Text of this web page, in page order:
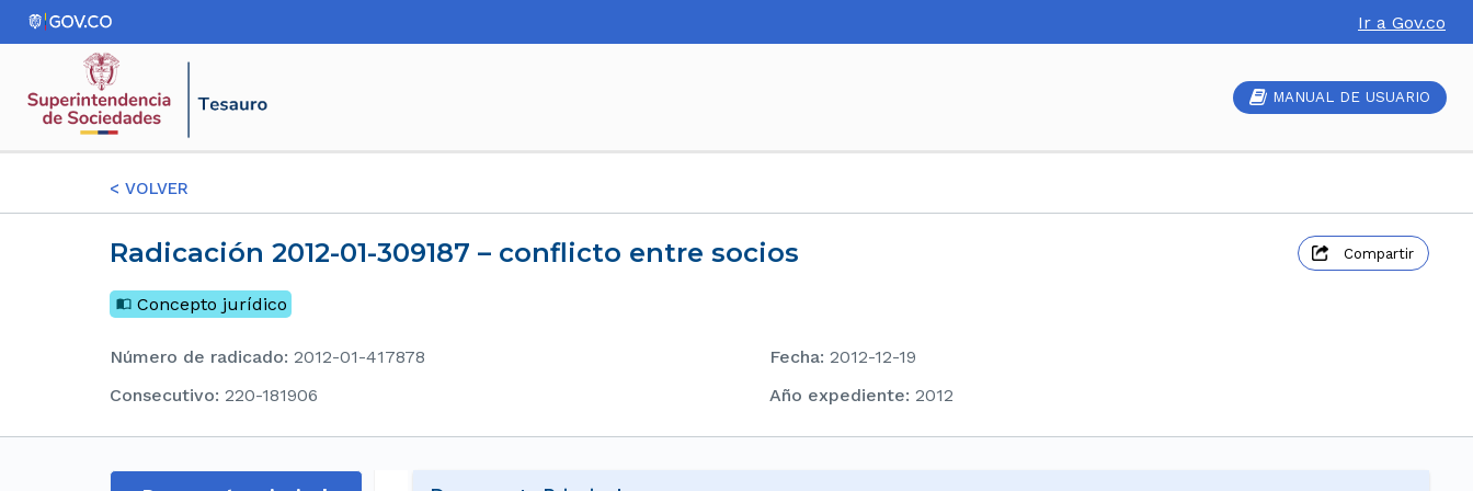
Ir a Gov.co
MANUAL DE USUARIO
< VOLVER
Radicación 2012-01-309187 – conflicto entre socios Compartir
Concepto jurídico
Número de radicado: 2012-01-417878 Fecha: 2012-12-19
consecutivo: 220-181906 Año expediente: 2012